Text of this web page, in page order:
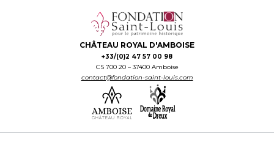
CHÂTEAU ROYAL D'AMBOISE
+33/(0)2 47 57 00 98
CS 700 20 – 37400 Amboise
contact@fondation-saint-louis.com